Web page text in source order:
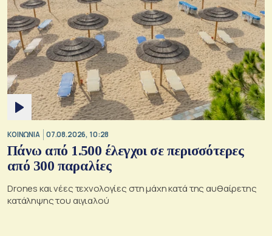
ΚΟΙΝΩΝΙΑ 07.08.2026, 10:28
Πάνω από 1.500 έλεγχοι σε περισσότερες
από 300 παραλίες
Drones και νέες τεχνολογίες στη μάχη κατά της αυθαίρετης
κατάληψης του αιγιαλού